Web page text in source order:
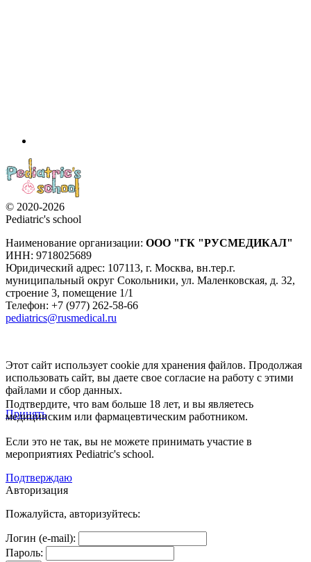
© 2020-2026
Pediatric's school
Наименование организации: ООО "ГК "РУСМЕДИКАЛ"
ИНН: 9718025689
Юридический адрес: 107113, г. Москва, вн.тер.г.
муниципальный округ Сокольники, ул. Маленковская, д. 32,
строение 3, помещение 1/1
Телефон: +7 (977) 262-58-66
pediatrics@rusmedical.ru
Этот сайт использует cookie для хранения файлов. Продолжая
использовать сайт, вы даете свое согласие на работу с этими
файлами и сбор данных.
Принять
Подтвердите, что вам больше 18 лет, и вы являетесь
медицинским или фармацевтическим работником.
Если это не так, вы не можете принимать участие в
мероприятиях Pediatric's school.
Подтверждаю
Авторизация
Пожалуйста, авторизуйтесь:
Логин (e-mail):
Пароль: